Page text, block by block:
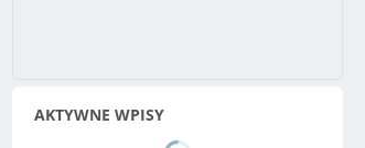
AKTYWNE WPISY